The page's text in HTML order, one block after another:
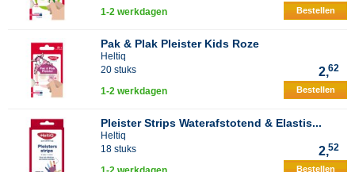
1-2 werkdagen Bestellen
Pak & Plak Pleister Kids Roze
Heltiq
20 stuks
2,62
1-2 werkdagen Bestellen
Pleister Strips Waterafstotend & Elastis...
Heltiq
18 stuks
2,52
Bestellen